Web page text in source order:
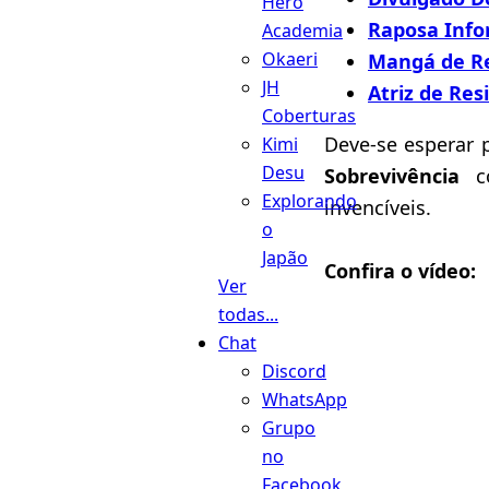
Academia
Okaeri
JH
Coberturas
Kimi
Desu
Explorando
o
Japão
Ver
todas...
Chat
Discord
WhatsApp
Grupo
no
Raposa
Mangá de
Atriz de
Deve-se esperar
Sobrevivência
invencíveis.
Confira o vídeo: